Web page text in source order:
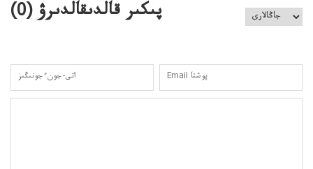
پىكىر قالدىقالدىرۋ (0
)